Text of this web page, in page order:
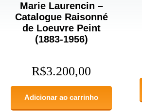
Marie Laurencin –
Catalogue Raisonné
de Loeuvre Peint
(1883-1956)
R$3.200,00
Adicionar ao carrinho